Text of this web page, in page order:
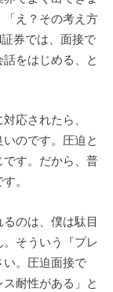
え？その考え方
券では、面接で
をはじめる、と
応されたら、
のです。圧迫と
す。だから、普
。
のは、僕は駄目
そういう『プレ
い。圧迫面接で
耐性がある」と